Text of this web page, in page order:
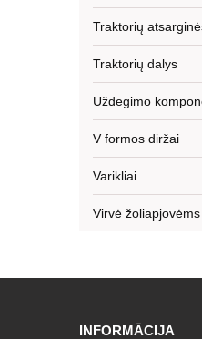
Traktorių
Traktorių dalys
Uždegimo
V formos diržai
Varikliai
Virvė
INFORMĀCIJA